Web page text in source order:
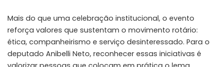
Mais do que uma celebração institucional, o evento
reforça valores que sustentam o movimento rotário:
ética, companheirismo e serviço desinteressado. Para o
deputado Anibelli Neto, reconhecer essas iniciativas é